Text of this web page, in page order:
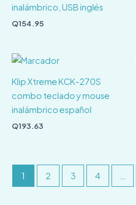
inalámbrico, USB inglés
Q154.95
Klip Xtreme KCK-270S
combo teclado y mouse
inalámbrico español
Q193.63
1 2 3 4